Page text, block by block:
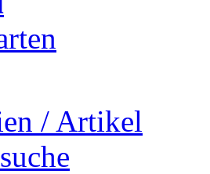
/ Artikel